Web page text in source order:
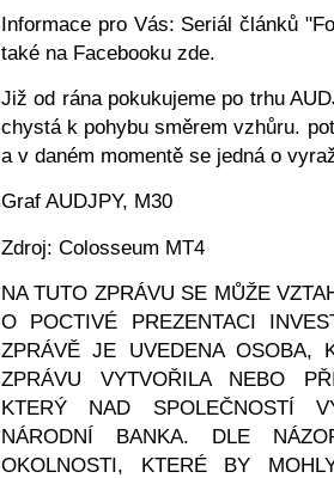
Informace pro Vás: Seriál článků
také na Facebooku zde.
Již od rána pokukujeme po trhu
chystá k pohybu směrem vzhůru.
a v daném momentě se jedná o
Graf AUDJPY, M30
Zdroj: Colosseum MT4
NA TUTO ZPRÁVU SE MŮŽE
O POCTIVÉ PREZENTACI
ZPRÁVĚ JE UVEDENA OSOBA,
ZPRÁVU VYTVOŘILA NEBO
KTERÝ NAD SPOLEČNOSTÍ
NÁRODNÍ BANKA. DLE
OKOLNOSTI, KTERÉ BY